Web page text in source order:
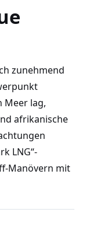
zunehmend
Meer lag,
afrikanische
LNG“-
Manövern mit